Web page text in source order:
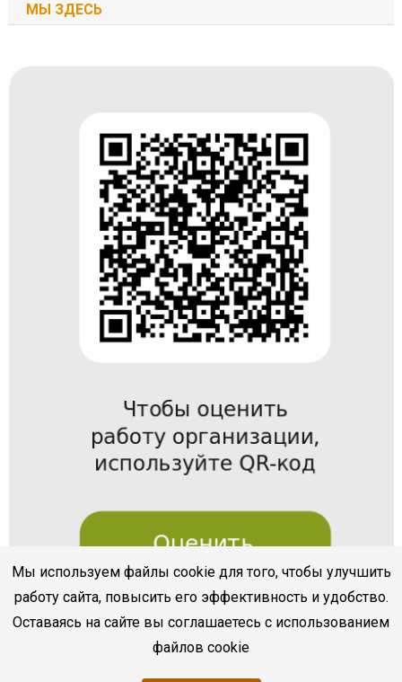
МЫ ЗДЕСЬ
Мы используем файлы cookie для того, чтобы улучшить
работу сайта, повысить его эффективность и удобство.
Оставаясь на сайте вы соглашаетесь с использованием
файлов cookie